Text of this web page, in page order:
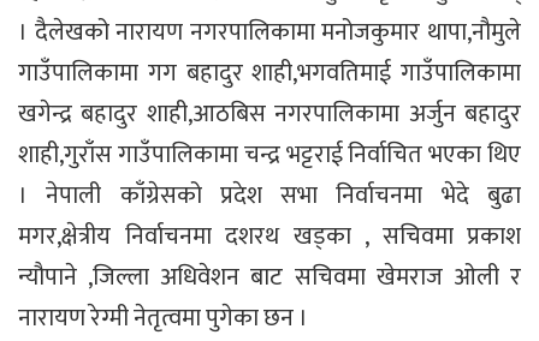
। दैलेखको नारायण नगरपालिकामा मनोजकुमार थापा,नौमुले
गाउँपालिकामा गग बहादुर शाही,भगवतिमाई गाउँपालिकामा
खगेन्द्र बहादुर शाही,आठबिस नगरपालिकामा अर्जुन बहादुर
शाही,गुराँस गाउँपालिकामा चन्द्र भट्टराई निर्वाचित भएका थिए
। नेपाली काँग्रेसको प्रदेश सभा निर्वाचनमा भेदे बुढा
मगर,क्षेत्रीय निर्वाचनमा दशरथ खड्का , सचिवमा प्रकाश
न्यौपाने ,जिल्ला अधिवेशन बाट सचिवमा खेमराज ओली र
नारायण रेग्मी नेतृत्वमा पुगेका छन ।